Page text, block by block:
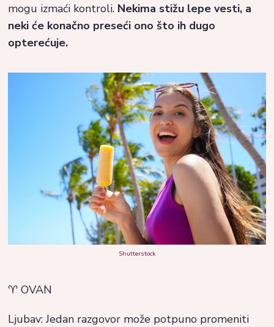
mogu izmaći kontroli. Nekima stižu lepe vesti, a
neki će konačno preseći ono što ih dugo
opterećuje.
Shutterstock
♈ OVAN
Ljubav: Jedan razgovor može potpuno promeniti